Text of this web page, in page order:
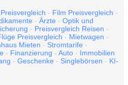
- Film Preisvergleich -
- Ärzte - Optik und
- Preisvergleich Reisen -
Preisvergleich - Mietwagen -
Mieten - Stromtarife -
- Finanzierung - Auto - Immobilien
- Geschenke - Singlebörsen - KI-